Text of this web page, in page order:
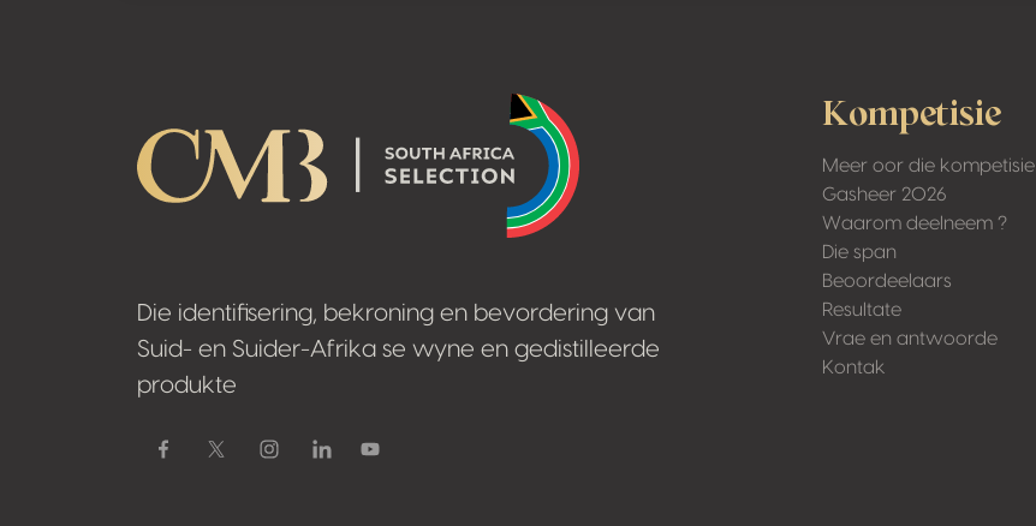
Die identifisering, bekroning en bevordering van
Suid- en Suider-Afrika se wyne en gedistilleerde
produkte
Facebook
Kompetisie
Meer oor die kompetisie
Gasheer 2026
Waarom deelneem ?
Die span
Beoordeelaars
Resultate
Vrae en antwoorde
Kontak